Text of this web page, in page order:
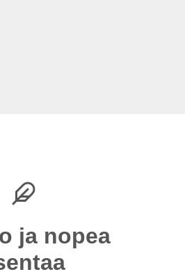
ja nopea